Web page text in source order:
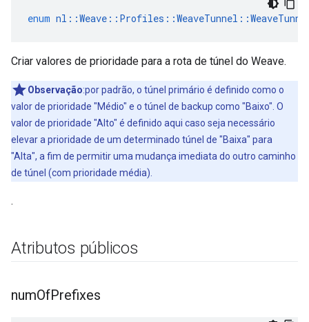
enum nl ::Weave :: Profiles ::WeaveTunnel ::
Criar valores de prioridade para a rota de túnel do Weave.
Observação:por padrão, o túnel primário é definido como o
valor de prioridade "Médio" e o túnel de backup como "Baixo". O
valor de prioridade "Alto" é definido aqui caso seja necessário
elevar a prioridade de um determinado túnel de "Baixa" para
"Alta", a fim de permitir uma mudança imediata do outro caminho
de túnel (com prioridade média).
.
Atributos públicos
numOfPrefixes